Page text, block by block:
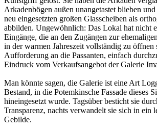
Arkadenbögen außen unangetastet blieben
neu eingesetzten großen Glasscheiben als
abbilden. Ungewöhnlich: Das Lokal hat nicht
Eingänge, die an den Zugängen zur
in der warmen Jahreszeit vollständig zu öffnen
Aufforderung an die Passanten, einfach
Eindruck vom Verkaufsangebot der Galerie
Man könnte sagen, die Galerie ist eine Art
Bestand, in die Potemkinsche Fassade dieses
hineingesetzt wurde. Tagsüber besticht sie
Transparenz, nachts verwandelt sie sich in ein
Gebilde.